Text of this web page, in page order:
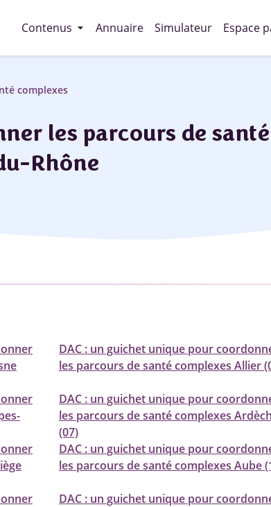
Contenus arrow_drop_down Annuaire Simulateur Espace
complexes
les parcours de santé
Rhône
DAC : un guichet unique pour
les parcours de santé complexes Allier
DAC : un guichet unique pour
les parcours de santé complexes
(07)
DAC : un guichet unique pour
les parcours de santé complexes Aube
DAC : un guichet unique pour